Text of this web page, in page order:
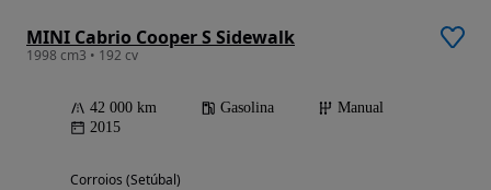
MINI Cabrio Cooper S Sidewalk
1998 cm3 • 192 cv
42 000 km Gasolina
Manual
2015
Corroios (Setúbal)